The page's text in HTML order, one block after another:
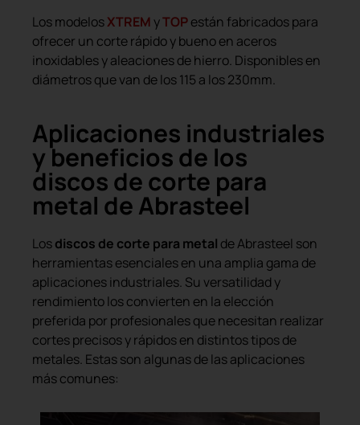
Los modelosXTREM yTOPestán fabricados para
ofrecer un corte rápido y bueno en aceros
inoxidables y aleaciones de hierro. Disponibles en
diámetros que van de los 115 a los 230mm.
Aplicaciones industriales
y beneficios de los
discos de corte para
metal de Abrasteel
Losdiscos de corte para metal de Abrasteel son
herramientas esenciales en una amplia gama de
aplicaciones industriales. Su versatilidad y
rendimiento los convierten en la elección
preferida por profesionales que necesitan realizar
cortes precisos y rápidos en distintos tipos de
metales. Estas son algunas de las aplicaciones
más comunes: